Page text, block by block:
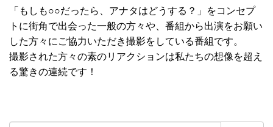
「もしも○○だったら、アナタはどうする？」をコンセプ
トに街角で出会った一般の方々や、番組から出演をお願い
した方々にご協力いただき撮影をしている番組です。
撮影された方々の素のリアクションは私たちの想像を超え
る驚きの連続です！